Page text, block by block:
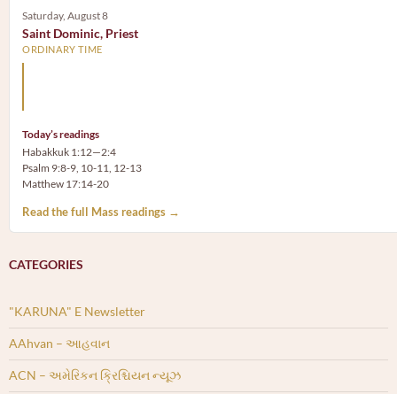
Saturday, August 8
Saint Dominic, Priest
ORDINARY TIME
Today’s readings
Habakkuk 1:12—2:4
Psalm 9:8-9, 10-11, 12-13
Matthew 17:14-20
Read the full Mass readings →
CATEGORIES
"KARUNA" E Newsletter
AAhvan – આહવાન
ACN – અમેરિકન ક્રિશ્ચિયન ન્યૂઝ